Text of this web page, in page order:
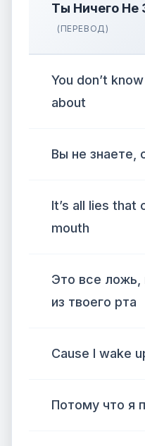
Ты Ничего
(ПЕРЕВОД)
You don’t
about
Вы не знаете,
It’s all lies that
mouth
Это все ложь,
из твоего рта
Cause I wake
Потому что я